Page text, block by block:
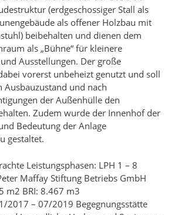
(erdgeschossiger Stall als
als offener Holzbau mit
beibehalten und dienen dem
als „Bühne“ für kleinere
Ausstellungen. Der große
vorerst unbeheizt genutzt und soll
Ausbauzustand und nach
der Außenhülle den
Zudem wurde der Innenhof der
Bedeutung der Anlage
gestaltet.
Leistungsphasen: LPH 1 – 8
Maffay Stiftung Betriebs GmbH
m2 BRI: 8.467 m3
2017 – 07/2019 Begegnungsstätte